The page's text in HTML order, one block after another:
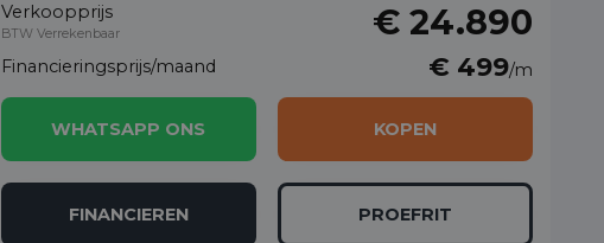
Verkoopprijs
BTW Verrekenbaar € 24.890
Financieringsprijs/maand € 499/m
WHATSAPP ONS KOPEN
FINANCIEREN PROEFRIT